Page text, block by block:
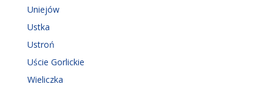
Uniejów
Ustka
Ustroń
Uście Gorlickie
Wieliczka